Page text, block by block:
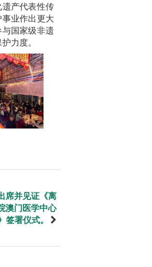
产代表性传
业作出更大
国家级非遗
力度。
席并见证《离
澳门医学中心
署仪式。